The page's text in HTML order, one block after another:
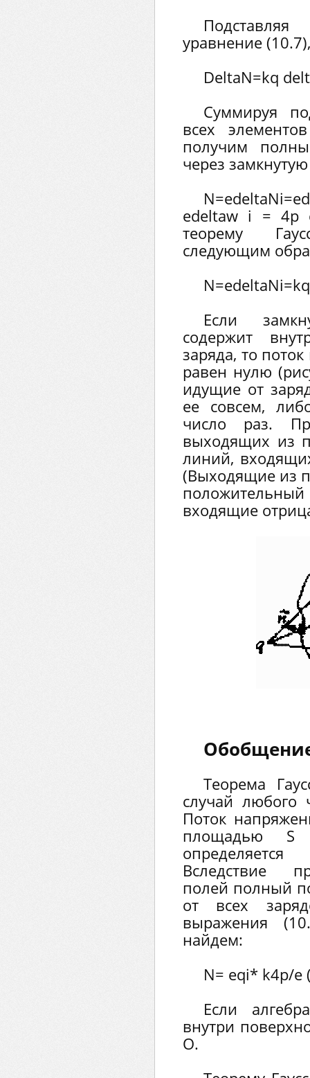
уравнение
DeltaN=kq
Суммируя
всех
получим
через
еdeltaw i = 4p
теорему
следующим
Если
содержит
заряда, то
равен нулю
идущие от
ее совсем,
число раз.
выходящих из
линий,
(Выходящие из
входящие
Теорема
случай любого
Поток
площадью S
Вследствие
полей полный
от всех
выражения
найдем:
N= еqi* k4p/e
Если
внутри
О.